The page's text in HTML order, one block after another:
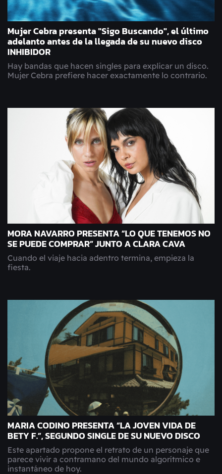
Mujer Cebra presenta "Sigo Buscando", el último
adelanto antes de la llegada de su nuevo disco
INHIBIDOR
Hay bandas que hacen singles para explicar un disco.
Mujer Cebra prefiere hacer exactamente lo contrario.
MORA NAVARRO PRESENTA “LO QUE TENEMOS NO
SE PUEDE COMPRAR” JUNTO A CLARA CAVA
Cuando el viaje hacia adentro termina, empieza la
fiesta.
MARIA CODINO PRESENTA “LA JOVEN VIDA DE
BETY F.”, SEGUNDO SINGLE DE SU NUEVO DISCO
Este apartado propone el retrato de un personaje que
parece vivir a contramano del mundo algorítmico e
instantáneo de hoy.